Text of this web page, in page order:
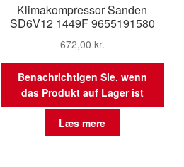
Klimakompressor Sanden
SD6V12 1449F 9655191580
672,00 kr.
Benachrichtigen Sie, wenn
das Produkt auf Lager ist
Læs mere